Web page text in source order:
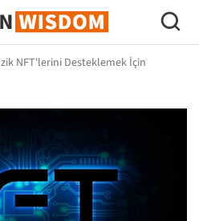
Bilgeliği
NFT'lerini Desteklemek İçin